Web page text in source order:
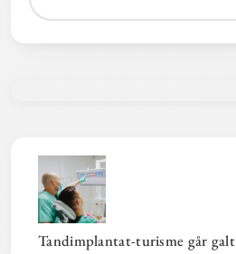
Tandimplantat-turisme går